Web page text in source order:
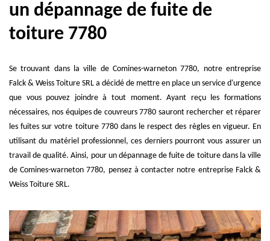
un dépannage de fuite de
toiture 7780
Se trouvant dans la ville de Comines-warneton 7780, notre entreprise
Falck & Weiss Toiture SRL a décidé de mettre en place un service d'urgence
que vous pouvez joindre à tout moment. Ayant reçu les formations
nécessaires, nos équipes de couvreurs 7780 sauront rechercher et réparer
les fuites sur votre toiture 7780 dans le respect des règles en vigueur. En
utilisant du matériel professionnel, ces derniers pourront vous assurer un
travail de qualité. Ainsi, pour un dépannage de fuite de toiture dans la ville
de Comines-warneton 7780, pensez à contacter notre entreprise Falck &
Weiss Toiture SRL.